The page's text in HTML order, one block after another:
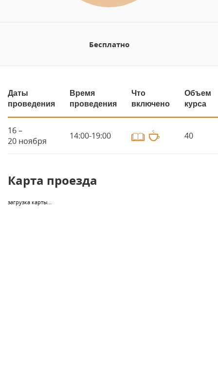
Бесплатно
Даты
проведения
Время
проведения
Что
включено
Объем
курса
16 –
20 ноября
14:00-19:00 40
Карта проезда
загрузка карты...